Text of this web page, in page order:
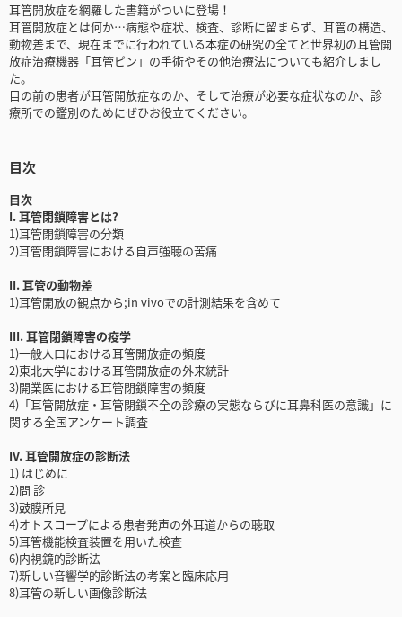
耳管開放症を網羅した書籍がついに登場！
耳管開放症とは何か…病態や症状、検査、診断に留まらず、耳管の構造、
動物差まで、現在までに行われている本症の研究の全てと世界初の耳管開
放症治療機器「耳管ピン」の手術やその他治療法についても紹介しまし
た。
目の前の患者が耳管開放症なのか、そして治療が必要な症状なのか、診
療所での鑑別のためにぜひお役立てください。
目次
目次
I. 耳管閉鎖障害とは?
1)耳管閉鎖障害の分類
2)耳管閉鎖障害における自声強聴の苦痛
II. 耳管の動物差
1)耳管開放の観点から;in vivoでの計測結果を含めて
III. 耳管閉鎖障害の疫学
1)一般人口における耳管開放症の頻度
2)東北大学における耳管開放症の外来統計
3)開業医における耳管閉鎖障害の頻度
4)「耳管開放症・耳管閉鎖不全の診療の実態ならびに耳鼻科医の意識」に
関する全国アンケート調査
IV. 耳管開放症の診断法
1) はじめに
2)問 診
3)鼓膜所見
4)オトスコープによる患者発声の外耳道からの聴取
5)耳管機能検査装置を用いた検査
6)内視鏡的診断法
7)新しい音響学的診断法の考案と臨床応用
8)耳管の新しい画像診断法